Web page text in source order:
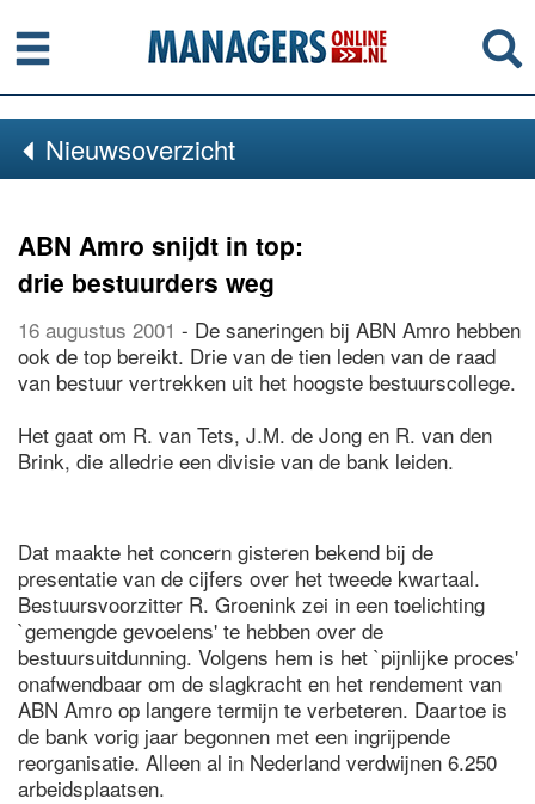
Menu
Nieuwsoverzicht
ABN Amro snijdt in top:
drie bestuurders weg
16 augustus 2001 - De saneringen bij ABN Amro hebben
ook de top bereikt. Drie van de tien leden van de raad
van bestuur vertrekken uit het hoogste bestuurscollege.
Het gaat om R. van Tets, J.M. de Jong en R. van den
Brink, die alledrie een divisie van de bank leiden.
Dat maakte het concern gisteren bekend bij de
presentatie van de cijfers over het tweede kwartaal.
Bestuursvoorzitter R. Groenink zei in een toelichting
`gemengde gevoelens' te hebben over de
bestuursuitdunning. Volgens hem is het `pijnlijke proces'
onafwendbaar om de slagkracht en het rendement van
ABN Amro op langere termijn te verbeteren. Daartoe is
de bank vorig jaar begonnen met een ingrijpende
reorganisatie. Alleen al in Nederland verdwijnen 6.250
arbeidsplaatsen.